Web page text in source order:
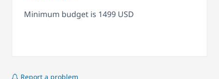
Minimum budget is 1499 USD
Report a problem